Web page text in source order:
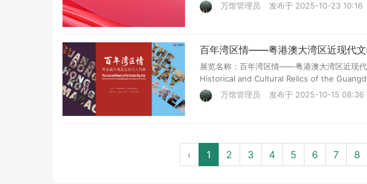
万馆管理员 发布于 2025-10-23 10:16
百年湾区情——粤港澳大湾区近现代
展览名称：百年湾区情——粤港澳大湾区近现
Historical and Cultural Relics of the
万馆管理员 发布于 2025-10-15 08:36
‹ 1 2 3 4 5 6 7 8